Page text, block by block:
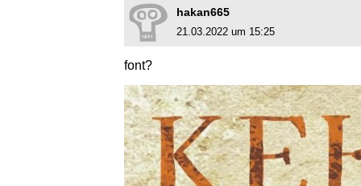
hakan665
21.03.2022 um 15:25
font?